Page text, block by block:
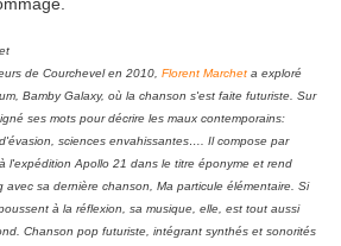
de Courchevel en 2010, Florent Marchet a exploré
Bamby Galaxy, où la chanson s'est faite futuriste. Sur
ses mots pour décrire les maux contemporains:
sciences envahissantes…. Il compose par
l'expédition Apollo 21 dans le titre éponyme et rend
avec sa dernière chanson, Ma particule élémentaire. Si
à la réflexion, sa musique, elle, est tout aussi
Chanson pop futuriste, intégrant synthés et sonorités